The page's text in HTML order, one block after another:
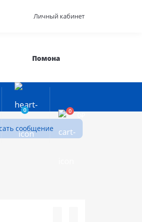
Личный кабинет
Помона
0 0
сообщение